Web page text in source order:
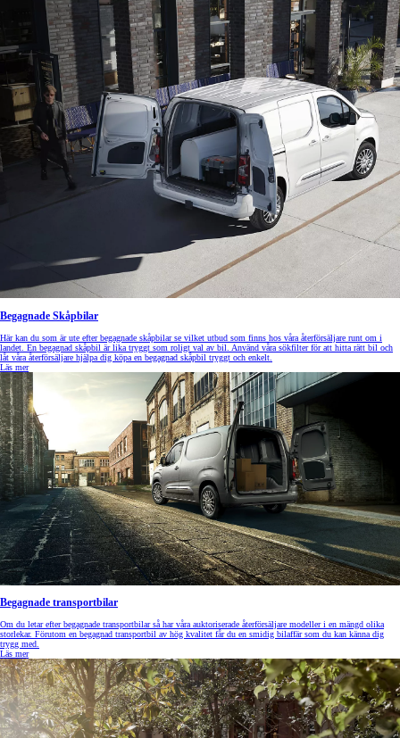
Begagnade Skåpbilar
Här kan du som är ute efter begagnade skåpbilar se vilket utbud som finns hos våra återförsäljare runt om i
landet. En begagnad skåpbil är lika tryggt som roligt val av bil. Använd våra sökfilter för att hitta rätt bil och
låt våra återförsäljare hjälpa dig köpa en begagnad skåpbil tryggt och enkelt.
Läs mer
Begagnade transportbilar
Om du letar efter begagnade transportbilar så har våra auktoriserade återförsäljare modeller i en mängd olika
storlekar. Förutom en begagnad transportbil av hög kvalitet får du en smidig bilaffär som du kan känna dig
trygg med.
Läs mer